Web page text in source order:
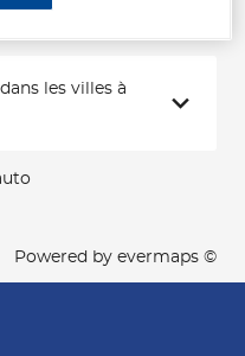
les villes à
Powered by evermaps ©